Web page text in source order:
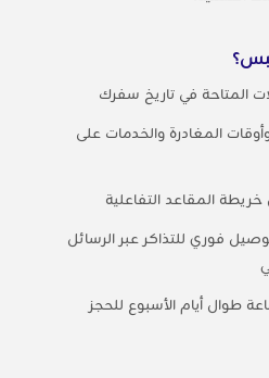
المتاحة في تاريخ سفرك
المغادرة والخدمات على
المقاعد التفاعلية
فوري للتذاكر عبر الرسائل
طوال أيام الأسبوع للحجز